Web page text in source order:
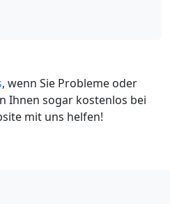
, wenn Sie Probleme oder
Ihnen sogar kostenlos bei
mit uns helfen!